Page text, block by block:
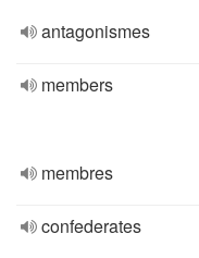
antagonismes
members
membres
confederates